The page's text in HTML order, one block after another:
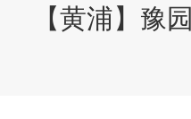
【黄浦】豫